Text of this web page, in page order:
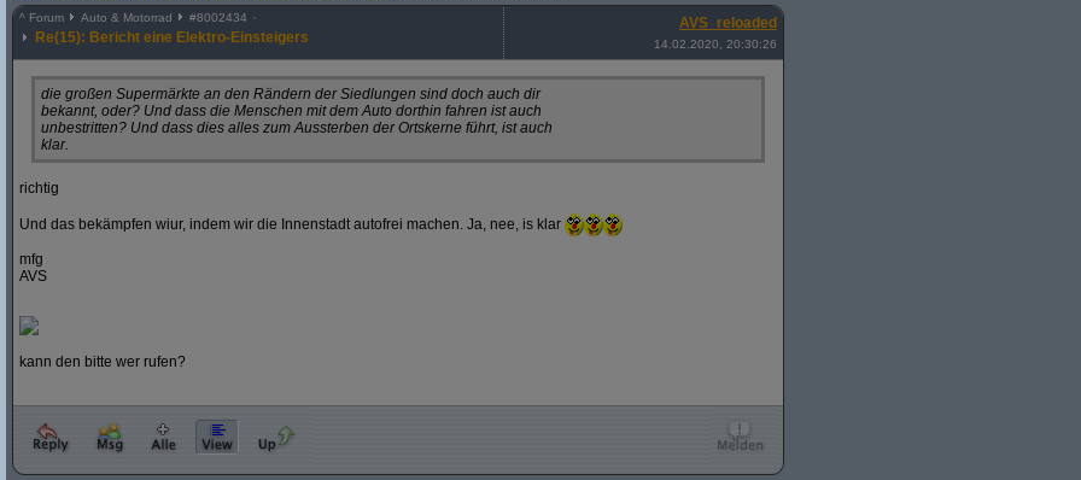
^ Forum Auto & Motorrad #8002434
Re(15): Bericht eine Elektro-Einsteigers
AVS_reloaded
14.02.2020, 20:30:26
die großen Supermärkte an den Rändern der Siedlungen sind doch auch dir
bekannt, oder? Und dass die Menschen mit dem Auto dorthin fahren ist auch
unbestritten? Und dass dies alles zum Aussterben der Ortskerne führt, ist auch
klar.
richtig
Und das bekämpfen wiur, indem wir die Innenstadt autofrei machen. Ja, nee, is klar
mfg
AVS
kann den bitte wer rufen?